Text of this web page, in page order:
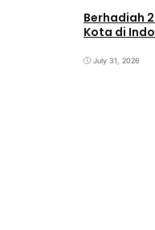
Berhadiah
Kota di
July 31, 2026